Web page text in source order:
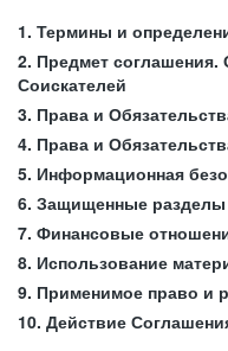
1. Термины и
2. Предмет
Соискателей
3. Права и
4. Права и
5. Информационная
6. Защищенные разделы
7. Финансовые
8. Использование
9. Применимое право и
10. Действие